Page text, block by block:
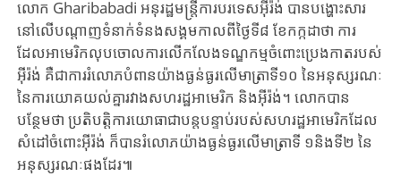
លោក Gharibabadi អនុរដ្ឋមន្ត្រីការបរទេសអ៊ីរ៉ង់ បានបង្ហោះសារ
នៅលើបណ្តាញទំនាក់ទំនងសង្គមកាលពីថ្ងៃទី៨ ខែកក្កដាថា ការ
ដែលអាមេរិកលុបចោលការលើកលែងទណ្ឌកម្មចំពោះប្រេងកាតរបស់
អ៊ីរ៉ង់ គឺជាការរំលោភបំពានយ៉ាងធ្ងន់ធ្ងរលើមាត្រាទី១០ នៃអនុស្សរណៈ
នៃការយោគយល់គ្នារវាងសហរដ្ឋអាមេរិក និងអ៊ីរ៉ង់។ លោកបាន
បន្ថែមថា ប្រតិបត្តិការយោធាជាបន្តបន្ទាប់របស់សហរដ្ឋអាមេរិកដែល
សំដៅចំពោះអ៊ីរ៉ង់ ក៏បានរំលោភយ៉ាងធ្ងន់ធ្ងរលើមាត្រាទី ១និងទី២ នៃ
អនុស្សរណៈផងដែរ៕